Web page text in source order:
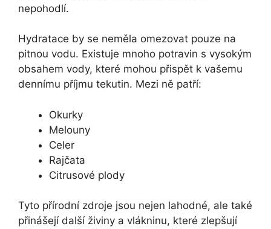
nepohodlí.
Hydratace by se neměla omezovat pouze na
pitnou vodu. Existuje mnoho potravin s vysokým
obsahem vody, které mohou přispět k vašemu
dennímu příjmu tekutin. Mezi ně patří:
Okurky
Melouny
Celer
Rajčata
Citrusové plody
Tyto přírodní zdroje jsou nejen lahodné, ale také
přinášejí další živiny a vlákninu, které zlepšují